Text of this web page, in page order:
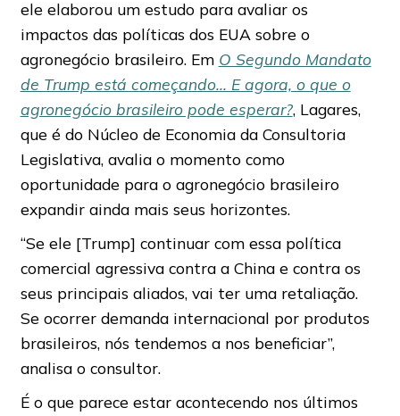
ele elaborou um estudo para avaliar os
impactos das políticas dos EUA sobre o
agronegócio brasileiro. Em O Segundo Mandato
de Trump está começando… E agora, o que o
agronegócio brasileiro pode esperar?, Lagares,
que é do Núcleo de Economia da Consultoria
Legislativa, avalia o momento como
oportunidade para o agronegócio brasileiro
expandir ainda mais seus horizontes.
“Se ele [Trump] continuar com essa política
comercial agressiva contra a China e contra os
seus principais aliados, vai ter uma retaliação.
Se ocorrer demanda internacional por produtos
brasileiros, nós tendemos a nos beneficiar”,
analisa o consultor.
É o que parece estar acontecendo nos últimos